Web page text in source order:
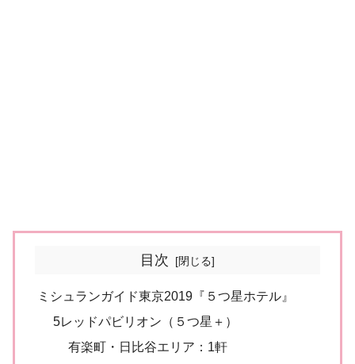
目次
ミシュランガイド東京2019『５つ星ホテル』
5レッドパビリオン（５つ星＋）
有楽町・日比谷エリア：1軒